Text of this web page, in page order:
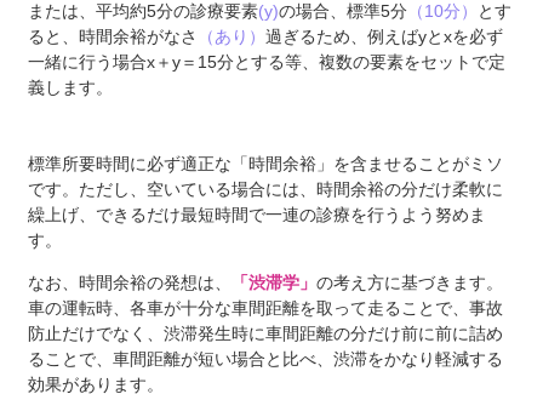
または、平均約5分の診療要素(y)の場合、標準5分（10分）
とす
ると、時間余裕がなさ
（あり） 過ぎるため、例えばyとxを必ず
一緒に行う場合x＋y＝15分とする等、複数の要素をセットで定
義します。
標準所要時間に必ず適正な「時間余裕」を含ませることがミソ
です。ただし、空いている場合には、時間余裕の分だけ柔軟に
繰上げ、できるだけ最短時間で一連の診療を行うよう努めま
す。
なお、時間余裕の発想は、 「渋滞学」 の考え方に基づきます。
車の運転時、各車が十分な車間距離を取って走ることで、事故
防止だけでなく、渋滞発生時に車間距離の分だけ前に前に詰め
ることで、車間距離が短い場合と比べ、渋滞をかなり軽減する
効果があります。